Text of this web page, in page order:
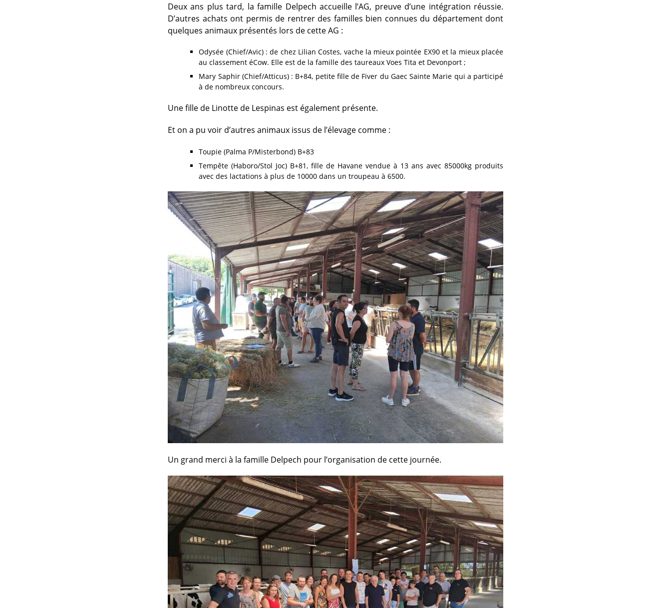
Deux ans plus tard, la famille Delpech accueille l’AG, preuve d’une intégration réussie.
D’autres achats ont permis de rentrer des familles bien connues du département dont
quelques animaux présentés lors de cette AG :
Odysée (Chief/Avic) : de chez Lilian Costes, vache la mieux pointée EX90 et la mieux placée
au classement éCow. Elle est de la famille des taureaux Voes Tita et Devonport ;
Mary Saphir (Chief/Atticus) : B+84, petite fille de Fiver du Gaec Sainte Marie qui a participé
à de nombreux concours.
Une fille de Linotte de Lespinas est également présente.
Et on a pu voir d’autres animaux issus de l’élevage comme :
Toupie (Palma P/Misterbond) B+83
Tempête (Haboro/Stol Joc) B+81, fille de Havane vendue à 13 ans avec 85000kg produits
avec des lactations à plus de 10000 dans un troupeau à 6500.
Un grand merci à la famille Delpech pour l’organisation de cette journée.